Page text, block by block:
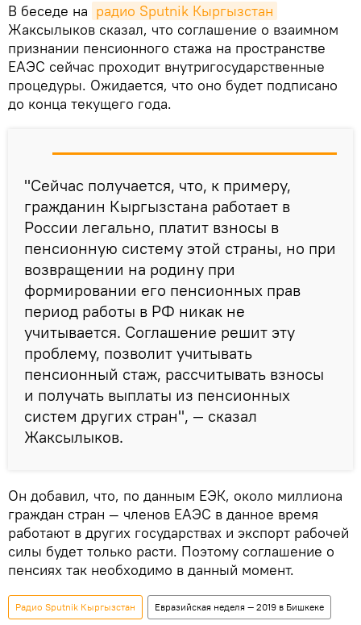
В беседе на радио Sputnik Кыргызстан
Жаксылыков сказал, что соглашение о взаимном
признании пенсионного стажа на пространстве
ЕАЭС сейчас проходит внутригосударственные
процедуры. Ожидается, что оно будет подписано
до конца текущего года.
"Сейчас получается, что, к примеру,
гражданин Кыргызстана работает в
России легально, платит взносы в
пенсионную систему этой страны, но при
возвращении на родину при
формировании его пенсионных прав
период работы в РФ никак не
учитывается. Соглашение решит эту
проблему, позволит учитывать
пенсионный стаж, рассчитывать взносы
и получать выплаты из пенсионных
систем других стран", — сказал
Жаксылыков.
Он добавил, что, по данным ЕЭК, около миллиона
граждан стран — членов ЕАЭС в данное время
работают в других государствах и экспорт рабочей
силы будет только расти. Поэтому соглашение о
пенсиях так необходимо в данный момент.
Радио Sputnik Кыргызстан Евразийская неделя — 2019 в Бишкеке